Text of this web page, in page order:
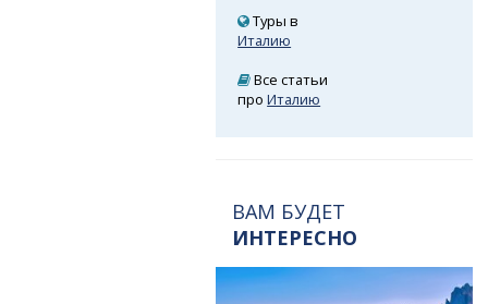
Туры в
Италию
Все статьи
проИталию
ВАМ БУДЕТ
ИНТЕРЕСНО